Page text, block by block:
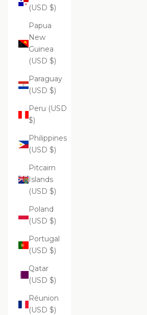
(USD $)
Papua
New
Guinea
(USD $)
Paraguay
(USD $)
Peru (USD
$)
Philippines
(USD $)
Pitcairn
Islands
(USD $)
Poland
(USD $)
Portugal
(USD $)
Qatar
(USD $)
Réunion
(USD $)